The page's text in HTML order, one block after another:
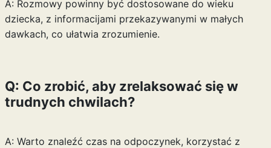
A: Rozmowy powinny być dostosowane do wieku
dziecka, z informacijami przekazywanymi w małych
dawkach, co ułatwia zrozumienie.
Q: Co zrobić, aby zrelaksować się w
trudnych chwilach?
A: Warto znaleźć czas na odpoczynek, korzystać z